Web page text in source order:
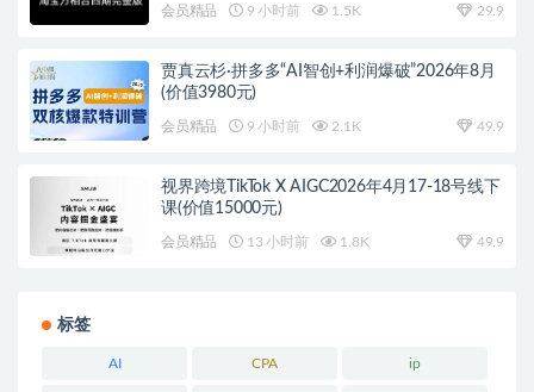
会员精品 9 小时前 1.5K 29.9
贾真云杉·拼多多“AI智创+利润爆破”2026年8月
(价值3980元)
会员精品 9 小时前 2.1K 49.9
视界跨境TikTok X AIGC2026年4月17-18号线下
课(价值15000元)
会员精品 13 小时前 1.8K 49.9
标签
AI CPA ip